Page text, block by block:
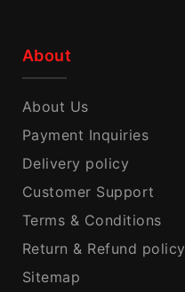
About
About Us
Payment Inquiries
Delivery policy
Customer Support
Terms & Conditions
Return & Refund policy
Sitemap